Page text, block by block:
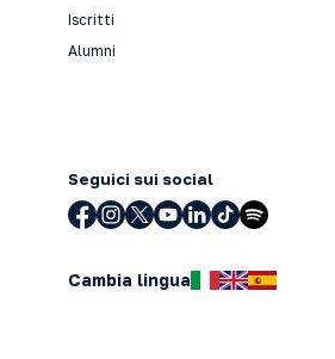
Iscritti
Alumni
Seguici sui social
Cambia lingua